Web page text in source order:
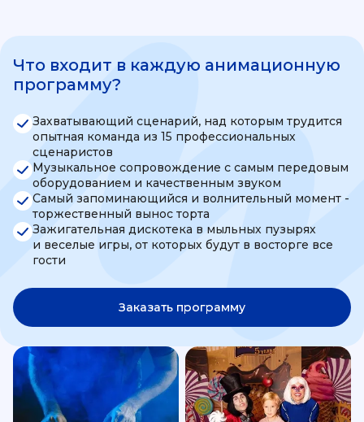
Что входит в каждую анимационную
программу?
Захватывающий сценарий, над которым трудится
опытная команда из 15 профессиональных
сценаристов
Музыкальное сопровождение с самым передовым
оборудованием и качественным звуком
Самый запоминающийся и волнительный момент -
торжественный вынос торта
Зажигательная дискотека в мыльных пузырях
и веселые игры, от которых будут в восторге все
гости
Заказать программу